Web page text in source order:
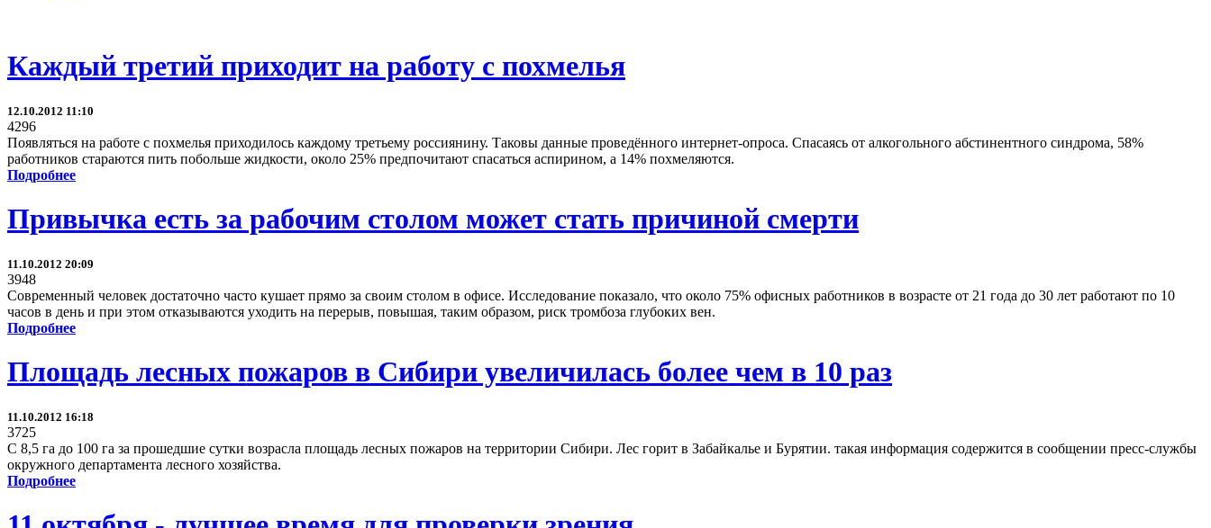
Каждый третий приходит на работу с похмелья
12.10.2012 11:10
4296
Появляться на работе с похмелья приходилось каждому третьему россиянину. Таковы данные проведённого интернет-опроса. Спасаясь от алкогольного абстинентного синдрома, 58%
работников стараются пить побольше жидкости, около 25% предпочитают спасаться аспирином, а 14% похмеляются.
Подробнее
Привычка есть за рабочим столом может стать причиной смерти
11.10.2012 20:09
3948
Современный человек достаточно часто кушает прямо за своим столом в офисе. Исследование показало, что около 75% офисных работников в возрасте от 21 года до 30 лет работают по 10
часов в день и при этом отказываются уходить на перерыв, повышая, таким образом, риск тромбоза глубоких вен.
Подробнее
Площадь лесных пожаров в Сибири увеличилась более чем в 10 раз
11.10.2012 16:18
3725
С 8,5 га до 100 га за прошедшие сутки возрасла площадь лесных пожаров на территории Сибири. Лес горит в Забайкалье и Бурятии. такая информация содержится в сообщении пресс-службы
окружного департамента лесного хозяйства.
Подробнее